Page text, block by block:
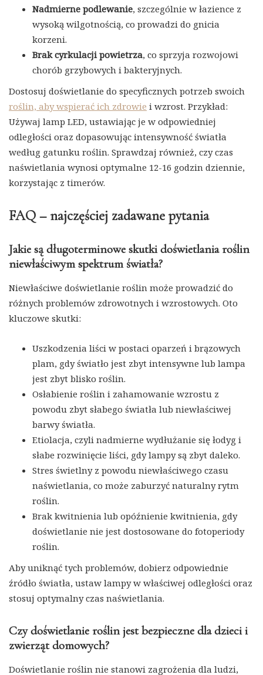
Nadmierne podlewanie, szczególnie w łazience z
wysoką wilgotnością, co prowadzi do gnicia
korzeni.
Brak cyrkulacji powietrza, co sprzyja rozwojowi
chorób grzybowych i bakteryjnych.
Dostosuj doświetlanie do specyficznych potrzeb swoich
roślin, aby wspierać ich zdrowie i wzrost. Przykład:
Używaj lamp LED, ustawiając je w odpowiedniej
odległości oraz dopasowując intensywność światła
według gatunku roślin. Sprawdzaj również, czy czas
naświetlania wynosi optymalne 12-16 godzin dziennie,
korzystając z timerów.
FAQ – najczęściej zadawane pytania
Jakie są długoterminowe skutki doświetlania roślin
niewłaściwym spektrum światła?
Niewłaściwe doświetlanie roślin może prowadzić do
różnych problemów zdrowotnych i wzrostowych. Oto
kluczowe skutki:
Uszkodzenia liści w postaci oparzeń i brązowych
plam, gdy światło jest zbyt intensywne lub lampa
jest zbyt blisko roślin.
Osłabienie roślin i zahamowanie wzrostu z
powodu zbyt słabego światła lub niewłaściwej
barwy światła.
Etiolacja, czyli nadmierne wydłużanie się łodyg i
słabe rozwinięcie liści, gdy lampy są zbyt daleko.
Stres świetlny z powodu niewłaściwego czasu
naświetlania, co może zaburzyć naturalny rytm
roślin.
Brak kwitnienia lub opóźnienie kwitnienia, gdy
doświetlanie nie jest dostosowane do fotoperiody
roślin.
Aby uniknąć tych problemów, dobierz odpowiednie
źródło światła, ustaw lampy w właściwej odległości oraz
stosuj optymalny czas naświetlania.
Czy doświetlanie roślin jest bezpieczne dla dzieci i
zwierząt domowych?
Doświetlanie roślin nie stanowi zagrożenia dla ludzi,